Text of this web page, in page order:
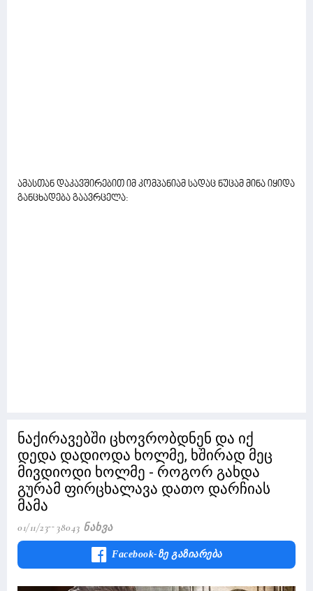
ამასთან დაკავშირებით იმ კომპანიამ სადაც ნუცამ მინა იყიდა
განცხადება გაავრცელა:
ნაქირავებში ცხოვრობდნენ და იქ
დედა დადიოდა ხოლმე, ხშირად მეც
მივდიოდი ხოლმე - როგორ გახდა
გურამ ფირცხალავა დათო დარჩიას
მამა
01/11/23 38043 Ნახვა
Facebook-Ზე Გაზიარება